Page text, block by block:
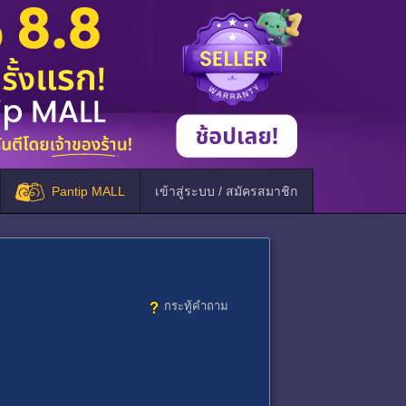
Pantip MALL เข้าสู่ระบบ / สมัครสมาชิก
กระทู้คำถาม